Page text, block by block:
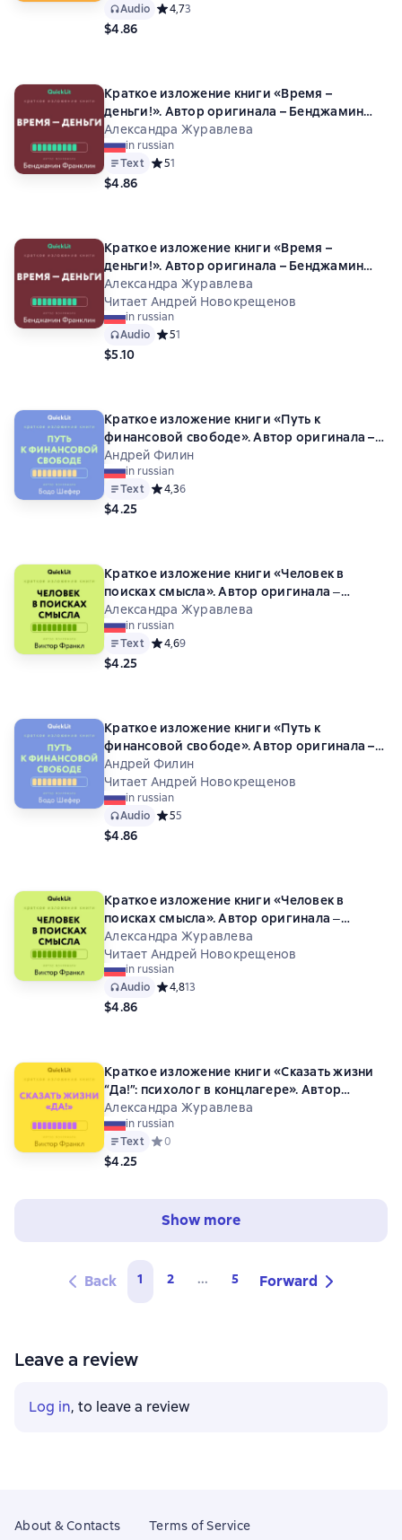
Audio Средний рейтинг 4,7 на основе 3 оценок
4,73
$4.86
Краткое изложение книги «Время –
деньги!». Автор оригинала – Бенджамин
Франклин
Александра Журавлева
in russian
Text Средний рейтинг 5 на основе 1 оценок
51
$4.86
Краткое изложение книги «Время –
деньги!». Автор оригинала – Бенджамин
Франклин
Александра Журавлева
Читает Андрей Новокрещенов
in russian
Audio Средний рейтинг 5 на основе 1 оценок
51
$5.10
Краткое изложение книги «Путь к
финансовой свободе». Автор оригинала –
Бодо Шефер
Андрей Филин
in russian
Text Средний рейтинг 4,3 на основе 6 оценок
4,36
$4.25
Краткое изложение книги «Человек в
поисках смысла». Автор оригинала ‒
Виктор Франкл
Александра Журавлева
in russian
Text Средний рейтинг 4,6 на основе 9 оценок
4,69
$4.25
Краткое изложение книги «Путь к
финансовой свободе». Автор оригинала –
Бодо Шефер
Андрей Филин
Читает Андрей Новокрещенов
in russian
Audio Средний рейтинг 5 на основе 5 оценок
55
$4.86
Краткое изложение книги «Человек в
поисках смысла». Автор оригинала ‒
Виктор Франкл
Александра Журавлева
Читает Андрей Новокрещенов
in russian
Audio Средний рейтинг 4,8 на основе 13 оценок
4,813
$4.86
Краткое изложение книги «Сказать жизни
“Да!”: психолог в концлагере». Автор
оригинала – Виктор Франкл
Александра Журавлева
in russian
Text Средний рейтинг 0 на основе 0 оценок
0
$4.25
Show more
Back 1 2 ... 5 Forward
Leave a review
Log in, to leave a review
About & Contacts Terms of Service